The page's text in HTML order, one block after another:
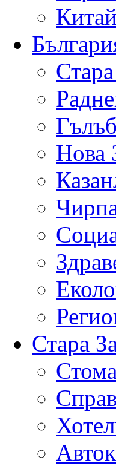
Нова
Стара